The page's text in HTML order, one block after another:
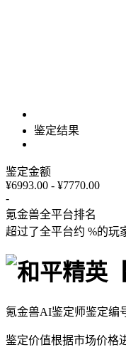
鉴定结果
鉴定金额
¥6993.00 - ¥7770.00
-
氪金兽全平台排名
超过了全平台约 %的玩
氪金兽AI鉴定师鉴定编
鉴定价值根据市场价格